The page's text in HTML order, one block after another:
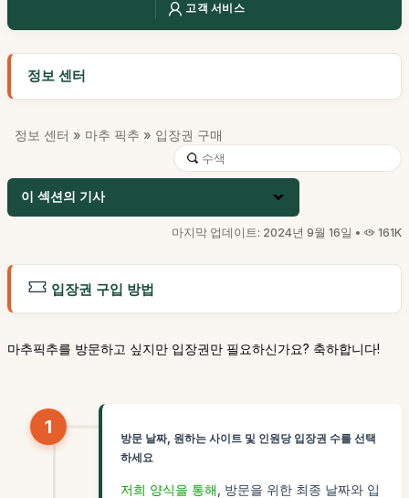
고객 서비스
정보 센터
정보 센터 » 마추 픽추 » 입장권 구매
이 섹션의 기사
마지막 업데이트: 2024년 9월 16일 • 161K
입장권 구입 방법
마추픽추를 방문하고 싶지만 입장권만 필요하신가요? 축하합니다!
1
방문 날짜, 원하는 사이트 및 인원당 입장권 수를 선택
하세요
저희 양식을 통해
, 방문을 위한 최종 날짜와 입